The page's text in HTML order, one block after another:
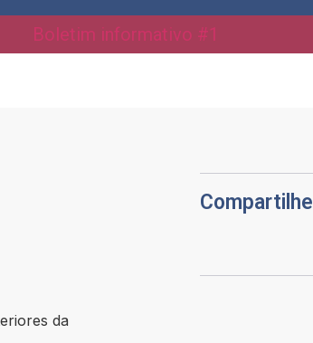
Boletim informativo #1
da
Compartilhe